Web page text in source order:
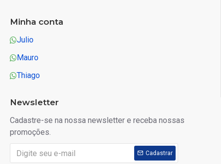
Minha conta
Julio
Mauro
Thiago
Newsletter
Cadastre-se na nossa newsletter e receba nossas
promoções.
Cadastrar